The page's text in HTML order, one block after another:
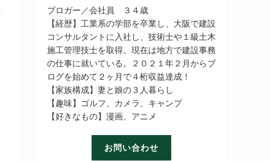
ブロガー／会社員 ３４歳
【経歴】工業系の学部を卒業し、大阪で建設
コンサルタントに入社し、技術士や１級土木
施工管理技士を取得。現在は地方で建設事務
の仕事に就いている。２０２１年２月からブ
ログを始めて２ヶ月で４桁収益達成！
【家族構成】妻と娘の３人暮らし
【趣味】ゴルフ、カメラ、キャンプ
【好きなもの】漫画、アニメ
お問い合わせ